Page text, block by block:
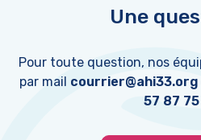
Une
Pour toute question, nos
par mail courrier@ahi33.org
57 87